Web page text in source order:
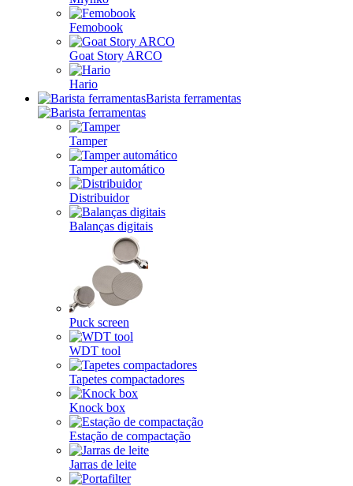
Femobook
Goat Story ARCO
Hario
Barista ferramentas
Tamper
Tamper automático
Distribuidor
Balanças digitais
Puck screen
WDT tool
Tapetes compactadores
Knock box
Estação de compactação
Jarras de leite